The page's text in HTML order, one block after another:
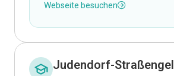
Webseite besuchen
Judendorf-Straßengel